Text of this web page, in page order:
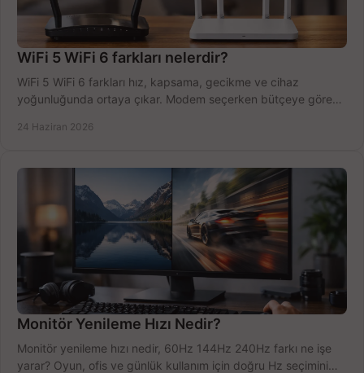
WiFi 5 WiFi 6 farkları nelerdir?
WiFi 5 WiFi 6 farkları hız, kapsama, gecikme ve cihaz
yoğunluğunda ortaya çıkar. Modem seçerken bütçeye göre
24 Haziran 2026
Monitör Yenileme Hızı Nedir?
Monitör yenileme hızı nedir, 60Hz 144Hz 240Hz farkı ne işe
yarar? Oyun, ofis ve günlük kullanım için doğru Hz seçimini